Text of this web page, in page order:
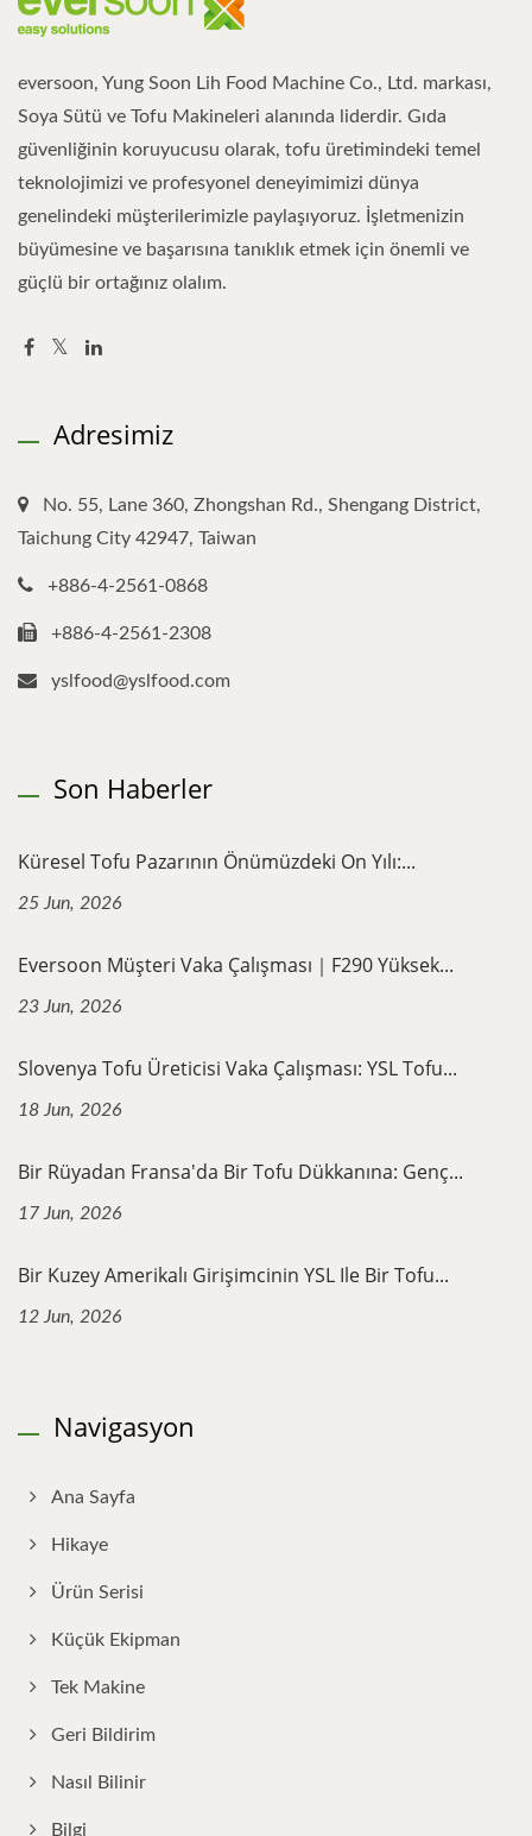
eversoon, Yung Soon Lih Food Machine Co., Ltd. markası,
Soya Sütü ve Tofu Makineleri alanında liderdir. Gıda
güvenliğinin koruyucusu olarak, tofu üretimindeki temel
teknolojimizi ve profesyonel deneyimimizi dünya
genelindeki müşterilerimizle paylaşıyoruz. İşletmenizin
büyümesine ve başarısına tanıklık etmek için önemli ve
güçlü bir ortağınız olalım.
Adresimiz
No. 55, Lane 360, Zhongshan Rd., Shengang District,
Taichung City 42947, Taiwan
+886-4-2561-0868
+886-4-2561-2308
yslfood@yslfood.com
Son Haberler
Küresel Tofu Pazarının Önümüzdeki On Yılı:...
25 Jun, 2026
Eversoon Müşteri Vaka Çalışması｜F290 Yüksek...
23 Jun, 2026
Slovenya Tofu Üreticisi Vaka Çalışması: YSL Tofu...
18 Jun, 2026
Bir Rüyadan Fransa'da Bir Tofu Dükkanına: Genç...
17 Jun, 2026
Bir Kuzey Amerikalı Girişimcinin YSL Ile Bir Tofu...
12 Jun, 2026
Navigasyon
Ana Sayfa
Hikaye
Ürün Serisi
Küçük Ekipman
Tek Makine
Geri Bildirim
Nasıl Bilinir
Bilgi